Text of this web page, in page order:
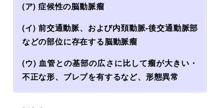
(ア) 症候性の脳動脈瘤
(イ) 前交通動脈、および内頚動脈-後交通動脈部
などの部位に存在する脳動脈瘤
(ウ) 血管との基部の広さに比して瘤が大きい・
不正な形、ブレブを有するなど、形態異常